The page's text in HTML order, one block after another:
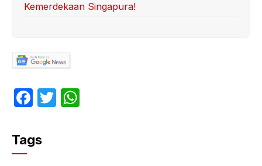
Kemerdekaan Singapura!
F
c
e
T
Tags